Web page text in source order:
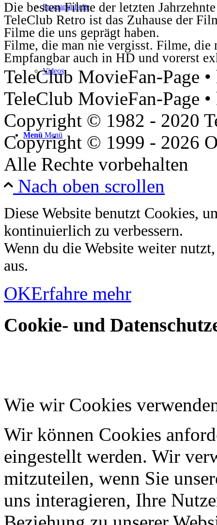
Programmhefte
Videos
Menü Menü
Die besten Filme der letzten
TeleClub Retro ist das Zuhause der
Filme die uns geprägt haben.
Filme, die man nie vergisst. Filme, die
Empfangbar auch in HD und vorerst
TeleClub MovieFan-Page
TeleClub MovieFan-Page
Copyright © 1982 - 2020
Copyright © 1999 - 2026
Alle Rechte vorbehalten
Nach oben scrollen
Diese Website benutzt Cookies,
kontinuierlich zu verbessern.
Wenn du die Website weiter
aus.
OKErfahre mehr
Cookie- und
Wie wir Cookies
Wir können Cookies
eingestellt werden. Wir
mitzuteilen, wenn Sie
uns interagieren, Ihre